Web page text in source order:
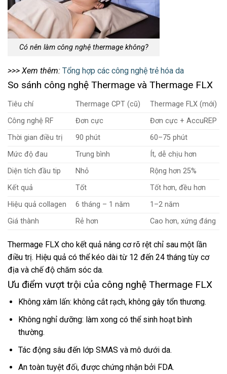
Có nên làm công nghệ thermage không?
>>> Xem thêm: Tổng hợp các công nghệ trẻ hóa da
So sánh công nghệ Thermage và Thermage FLX
Tiêu chí Thermage CPT (cũ)
Thermage FLX (mới)
Công nghệ RF
Đơn cực
Đơn cực + AccuREP
Thời gian điều trị
90 phút
60–75 phút
Mức độ đau
Trung bình
Ít, dễ chịu hơn
Diện tích đầu tip
Nhỏ
Rộng hơn 25%
Kết quả
Tốt
Tốt hơn, đều hơn
Hiệu quả collagen
6 tháng – 1 năm
1–2 năm
Giá thành
Rẻ hơn Cao hơn, xứng đáng
Thermage FLX cho kết quả nâng cơ rõ rệt chỉ sau một lần
điều trị. Hiệu quả có thể kéo dài từ 12 đến 24 tháng tùy cơ
địa và chế độ chăm sóc da.
Ưu điểm vượt trội của công nghệ Thermage FLX
Không xâm lấn: không cắt rạch, không gây tổn thương.
Không nghỉ dưỡng: làm xong có thể sinh hoạt bình
thường.
Tác động sâu đến lớp SMAS và mô dưới da.
An toàn tuyệt đối, được chứng nhận bởi FDA.